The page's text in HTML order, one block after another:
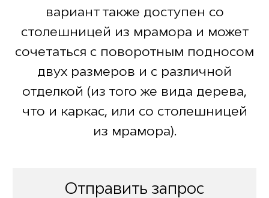
вариант также доступен со
столешницей из мрамора и может
сочетаться с поворотным подносом
двух размеров и с различной
отделкой (из того же вида дерева,
что и каркас, или со столешницей
из мрамора).
Отправить запрос